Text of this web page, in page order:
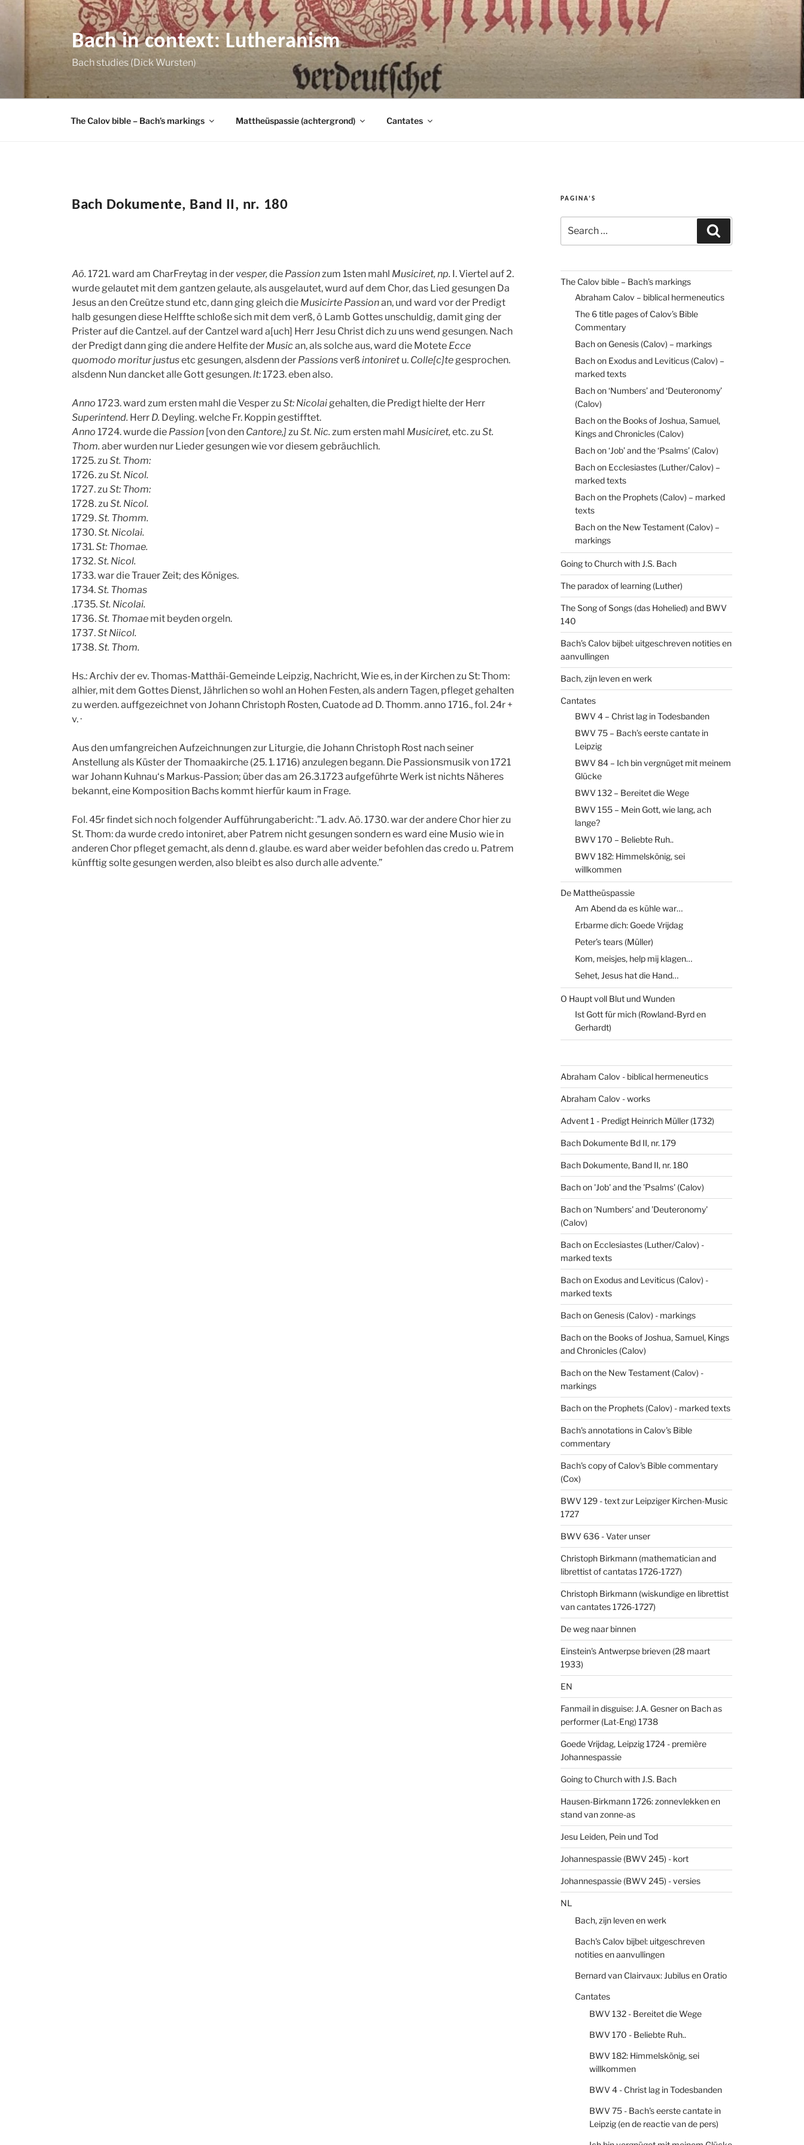
Bach in context: Lutheranism
Bach studies (Dick Wursten)
The Calov bible – Bach’s markings Mattheüspassie (achtergrond) Cantates
Bach Dokumente, Band II, nr. 180
Aö. 1721. ward am CharFreytag in der vesper, die Passionzum 1sten mahl Musiciret, np. I. Viertel auf 2.
wurde gelautet mit dem gantzen gelaute, als ausgelautet, wurd auf dem Chor, das Lied gesungen Da
Jesus an den Creütze stund etc, dann ging gleich die Musicirte Passionan, und ward vor der Predigt
halb gesungen diese Helffte schloße sich mit dem verß, ô Lamb Gottes unschuldig, damit ging der
Prister auf die Cantzel. auf der Cantzel ward a[uch] Herr Jesu Christ dich zu uns wend gesungen. Nach
der Predigt dann ging die andere Helfite der Musican, als solche aus, ward die Motete Ecce
quomodo moritur justusetc gesungen, alsdenn der Passionsverß intoniret u. Colle[c]tegesprochen.
alsdenn Nun dancket alle Gott gesungen.lt:1723. eben also.
Anno 1723. ward zum ersten mahl die Vesper zu St: Nicolaigehalten, die Predigt hielte der Herr
Superintend. Herr D. Deyling. welche Fr. Koppin gestifftet.
Anno 1724. wurde die Passion [von den Cantore,]zu St. Nic. zum ersten mahl Musiciret, etc. zu St.
Thom. aber wurden nur Lieder gesungen wie vor diesem gebräuchlich.
1725. zu St. Thom:
1726. zu St. Nicol.
1727. zu St: Thom:
1728. zu St. Nicol.
1729.St. Thomm.
1730.St. Nicolai.
1731.St: Thomae.
1732.St. Nicol.
1733. war die Trauer Zeit; des Königes.
1734.St. Thomas
.1735.St. Nicolai.
1736.St. Thomae mit beyden orgeln.
1737.St Niicol.
1738.St. Thom.
Hs.: Archiv der ev. Thomas-Matthäi-Gemeinde Leipzig, Nachricht, Wie es, in der Kirchen zu St: Thom:
alhier, mit dem Gottes Dienst, Jährlichen so wohl an Hohen Festen, als andern Tagen, pfleget gehalten
zu werden. auffgezeichnet von Johann Christoph Rosten, Cuatode ad D. Thomm. anno 1716., fol. 24r +
v. ·
Aus den umfangreichen Aufzeichnungen zur Liturgie, die Johann Christoph Rost nach seiner
Anstellung als Küster der Thomaakirche (25. 1. 1716) anzulegen begann. Die Passionsmusik von 1721
war Johann Kuhnau‘s Markus-Passion; über das am 26.3.1723 aufgeführte Werk ist nichts Näheres
bekannt, eine Komposition Bachs kommt hierfür kaum in Frage.
Fol. 45r findet sich noch folgender Aufführungabericht: .”1. adv. Aö. 1730. war der andere Chor hier zu
St. Thom: da wurde credo intoniret, aber Patrem nicht gesungen sondern es ward eine Musio wie in
anderen Chor pfleget gemacht, als denn d. glaube. es ward aber weider befohlen das credo u. Patrem
künfftig solte gesungen werden, also bleibt es also durch alle advente.”
PAGINA’S
for:
The Calov bible – Bach’s markings
Abraham Calov – biblical hermeneutics
The 6 title pages of Calov’s Bible
Commentary
Bach on Genesis (Calov) – markings
Bach on Exodus and Leviticus (Calov) –
marked texts
Bach on ‘Numbers’ and ‘Deuteronomy’
(Calov)
Bach on the Books of Joshua, Samuel,
Kings and Chronicles (Calov)
Bach on ‘Job’ and the ‘Psalms’ (Calov)
Bach on Ecclesiastes (Luther/Calov) –
marked texts
Bach on the Prophets (Calov) – marked
texts
Bach on the New Testament (Calov) –
markings
Going to Church with J.S. Bach
The paradox of learning (Luther)
The Song of Songs (das Hohelied) and BWV
140
Bach’s Calov bijbel: uitgeschreven notities en
aanvullingen
Bach, zijn leven en werk
Cantates
BWV 4 – Christ lag in Todesbanden
BWV 75 – Bach’s eerste cantate in
Leipzig
BWV 84 – Ich bin vergnüget mit meinem
Glücke
BWV 132 – Bereitet die Wege
BWV 155 – Mein Gott, wie lang, ach
lange?
BWV 170 – Beliebte Ruh..
BWV 182: Himmelskönig, sei
willkommen
De Mattheüspassie
Am Abend da es kühle war…
Erbarme dich: Goede Vrijdag
Peter’s tears (Müller)
Kom, meisjes, help mij klagen…
Sehet, Jesus hat die Hand…
O Haupt voll Blut und Wunden
Ist Gott für mich (Rowland-Byrd en
Gerhardt)
Abraham Calov - biblical hermeneutics
Abraham Calov - works
Advent 1 - Predigt Heinrich Müller (1732)
Bach Dokumente Bd II, nr. 179
Bach Dokumente, Band II, nr. 180
Bach on 'Job' and the 'Psalms' (Calov)
Bach on 'Numbers' and 'Deuteronomy'
(Calov)
Bach on Ecclesiastes (Luther/Calov) -
marked texts
Bach on Exodus and Leviticus (Calov) -
marked texts
Bach on Genesis (Calov) - markings
Bach on the Books of Joshua, Samuel, Kings
and Chronicles (Calov)
Bach on the New Testament (Calov) -
markings
Bach on the Prophets (Calov) - marked texts
Bach's annotations in Calov's Bible
commentary
Bach's copy of Calov's Bible commentary
(Cox)
BWV 129 - text zur Leipziger Kirchen-Music
1727
BWV 636 - Vater unser
Christoph Birkmann (mathematician and
librettist of cantatas 1726-1727)
Christoph Birkmann (wiskundige en librettist
van cantates 1726-1727)
De weg naar binnen
Einstein's Antwerpse brieven (28 maart
1933)
EN
Fanmail in disguise: J.A. Gesner on Bach as
performer (Lat-Eng) 1738
Goede Vrijdag, Leipzig 1724 - première
Johannespassie
Going to Church with J.S. Bach
Hausen-Birkmann 1726: zonnevlekken en
stand van zonne-as
Jesu Leiden, Pein und Tod
Johannespassie (BWV 245) - kort
Johannespassie (BWV 245) - versies
NL
Bach, zijn leven en werk
Bach's Calov bijbel: uitgeschreven
notities en aanvullingen
Bernard van Clairvaux: Jubilus en Oratio
Cantates
BWV 132 - Bereitet die Wege
BWV 170 - Beliebte Ruh..
BWV 182: Himmelskönig, sei
willkommen
BWV 4 - Christ lag in Todesbanden
BWV 75 - Bach's eerste cantate in
Leipzig (en de reactie van de pers)